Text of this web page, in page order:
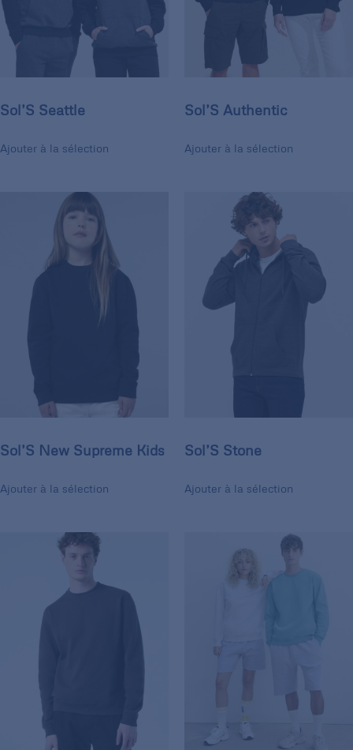
Sol’S Seattle
Ajouter à la sélection
Sol’S Authentic
Ajouter à la sélection
Sol’S New Supreme Kids
Ajouter à la sélection
Sol’S Stone
Ajouter à la sélection